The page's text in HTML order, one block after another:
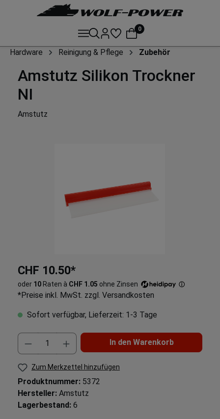
0
Hardware Reinigung & Pflege Zubehör
Amstutz Silikon Trockner
NI
Amstutz
CHF 10.50*
oder 10 Raten à CHF 1.05 ohne Zinsen ⓘ
*Preise inkl. MwSt. zzgl. Versandkosten
Sofort verfügbar, Lieferzeit: 1-3 Tage
In den Warenkorb
Zum Merkzettel hinzufügen
Produktnummer: 5372
Hersteller: Amstutz
Lagerbestand: 6